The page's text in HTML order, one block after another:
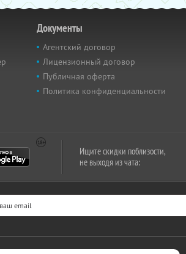
Документы
Агентский договор
Лицензионный договор
Публичная оферта
Политика конфиденциальности
Ищите скидки поблизости,
не выходя из чата: